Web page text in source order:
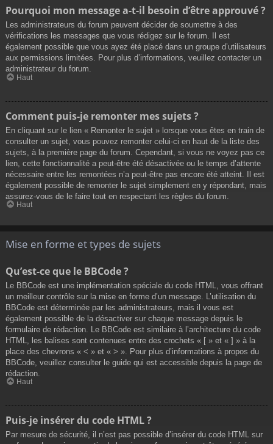
Pourquoi mon message a-t-il besoin d’être approuvé ?
Les administrateurs du forum peuvent décider de soumettre à des
vérifications les messages que vous rédigez sur le forum. Il est
également possible que vous ayez été placé dans un groupe d’utilisateurs
aux permissions limitées. Pour plus d’informations, veuillez contacter un
administrateur du forum.
Haut
Comment puis-je remonter mes sujets ?
En cliquant sur le lien « Remonter le sujet » lorsque vous êtes en train de
consulter un sujet, vous pouvez remonter celui-ci en haut de la liste des
sujets, à la première page du forum. Cependant, si vous ne voyez pas ce
lien, cette fonctionnalité a peut-être été désactivée ou le temps d’attente
nécessaire entre les remontées n’a peut-être pas encore été atteint. Il est
également possible de remonter le sujet simplement en y répondant, mais
assurez-vous de le faire tout en respectant les règles du forum.
Haut
Mise en forme et types de sujets
Qu’est-ce que le BBCode ?
Le BBCode est une implémentation spéciale du code HTML, vous offrant
un meilleur contrôle sur la mise en forme d’un message. L’utilisation du
BBCode est déterminée par les administrateurs, mais il vous est
également possible de la désactiver sur chaque message depuis le
formulaire de rédaction. Le BBCode est similaire à l’architecture du code
HTML, les balises sont contenues entre des crochets « [ » et « ] » à la
place des chevrons « < » et « > ». Pour plus d’informations à propos du
BBCode, veuillez consulter le guide qui est accessible depuis la page de
rédaction.
Haut
Puis-je insérer du code HTML ?
Par mesure de sécurité, il n’est pas possible d’insérer du code HTML sur